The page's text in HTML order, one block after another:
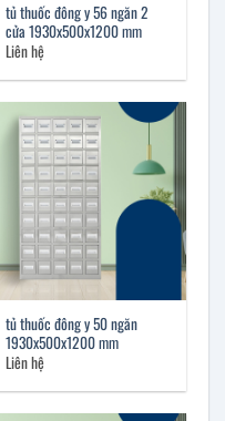
tủ thuốc đông y 56 ngăn 2
cửa 1930x500x1200 mm
Liên hệ
tủ thuốc đông y 50 ngăn
1930x500x1200 mm
Liên hệ